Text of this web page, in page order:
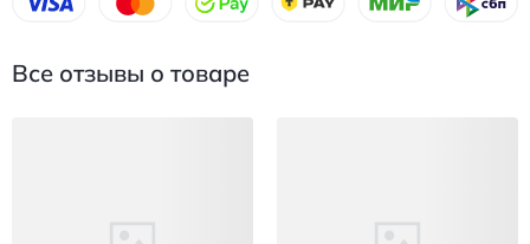
Все отзывы о товаре